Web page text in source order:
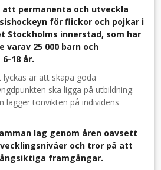
att permanenta och utveckla
för flickor och pojkar i
Stockholms innerstad, som har
varav 25 000 barn och
18 år.
är att skapa goda
ska ligga på utbildning.
lägger tonvikten på individens
lag genom åren oavsett
och tror på att
framgångar.